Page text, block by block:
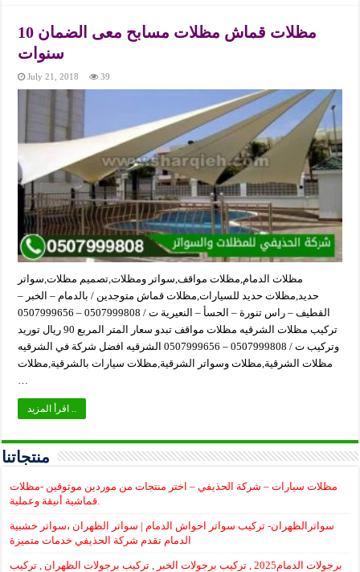
مظلات قماش مظلات مسابح معى الضمان 10
سنوات
July 21, 2018 39
مظلات الدمام,مظلات مواقف,سواتر ومظلات,تصميم مظلات,سواتر
حديد,مظلات حديد للسيارات,مظلات قماش متوجدين / بالدمام – الخبر –
القطيف – راس تنورة – الحسأ – النعيرية ت / 0507999808 – 0507999656
تركيب مظلات الشرقيه مظلات مواقف تبدو سعار المتر المربع 90 ريال توريد
وتركيب ت / 0507999808 – 0507999656 الشرقيه افضل شركة في الشرقيه
مظلات الشرقية,مظلات وسواتر الشرقية,مظلات سيارات بالشرقية,مظلات
…
اقرأ المزيد ..
منتجاتنا
مظلات سيارات – شركة الحذيفي – اختر منتجات من موردين موثوقين -مظلات
قماشية أنيقة وعملية.
سواترالظهران- تركيب سواتر احواش الدمام | سواتر الظهران ،سواتر خشبية
الدمام تقدم شركة الحذيفي خدمات متميزة
برجولات الدمام2025 , تركيب برجولات الخبر , تركيب برجولات الظهران , تركيب